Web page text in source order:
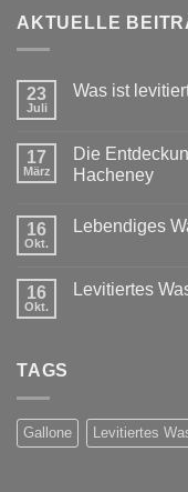
AKTUELLE
23
Juli
Was ist
17
März
Die
Hacheney
16
Okt.
Lebendiges
16
Okt.
Levitiertes
TAGS
Gallone Levitiertes